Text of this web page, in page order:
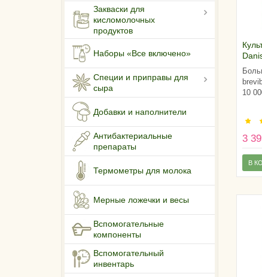
Закваски для
кисломолочных
продуктов
Наборы «Все включено»
Специи и приправы для
сыра
Добавки и наполнители
Антибактериальные
препараты
Термометры для молока
Мерные ложечки и весы
Вспомогательные
компоненты
Вспомогательный
инвентарь
10
3
В